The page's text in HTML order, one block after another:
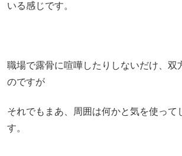
いる感じです。
職場で露骨に喧嘩したりしないだけ、双
のですが
それでもまあ、周囲は何かと気を使って
す。